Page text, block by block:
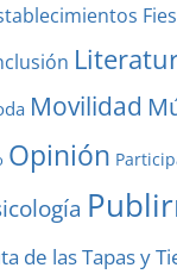
Movilidad
Opinión
de las Tapas y